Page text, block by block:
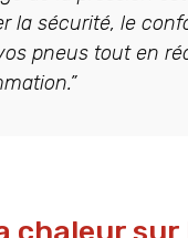
la sécurité, le
pneus tout en